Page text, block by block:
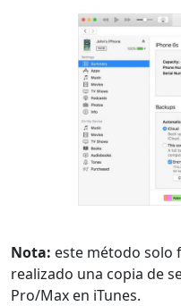
Nota: este método solo
realizado una copia de
Pro/Max en iTunes.